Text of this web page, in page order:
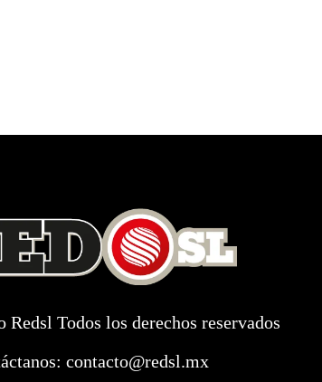
Redsl Todos los derechos reservados
contacto@redsl.mx